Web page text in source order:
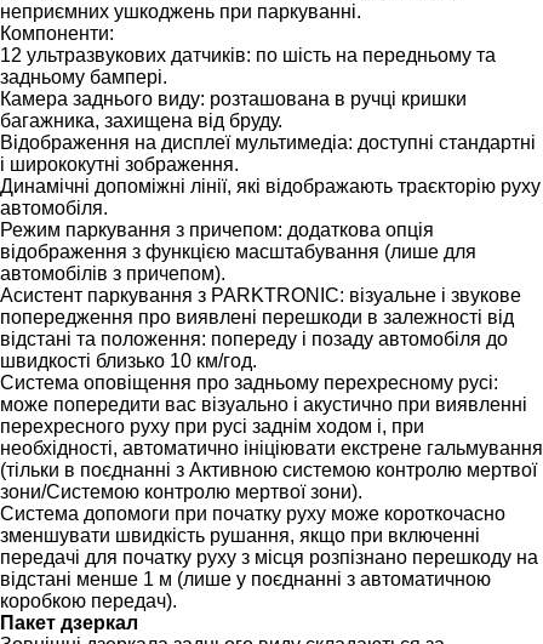
неприємних ушкоджень при паркуванні.
Компоненти:
12 ультразвукових датчиків: по шість на передньому та
задньому бампері.
Камера заднього виду: розташована в ручці кришки
багажника, захищена від бруду.
Відображення на дисплеї мультимедіа: доступні стандартні
і ширококутні зображення.
Динамічні допоміжні лінії, які відображають траєкторію руху
автомобіля.
Режим паркування з причепом: додаткова опція
відображення з функцією масштабування (лише для
автомобілів з причепом).
Асистент паркування з PARKTRONIC: візуальне і звукове
попередження про виявлені перешкоди в залежності від
відстані та положення: попереду і позаду автомобіля до
швидкості близько 10 км/год.
Система оповіщення про задньому перехресному русі:
може попередити вас візуально і акустично при виявленні
перехресного руху при русі заднім ходом і, при
необхідності, автоматично ініціювати екстрене гальмування
(тільки в поєднанні з Активною системою контролю мертвої
зони/Системою контролю мертвої зони).
Система допомоги при початку руху може короткочасно
зменшувати швидкість рушання, якщо при включенні
передачі для початку руху з місця розпізнано перешкоду на
відстані менше 1 м (лише у поєднанні з автоматичною
коробкою передач).
Пакет дзеркал